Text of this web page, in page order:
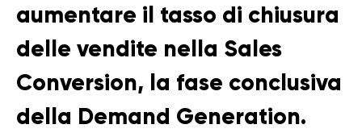
aumentare il tasso di chiusura
delle vendite nella Sales
Conversion, la fase conclusiva
della Demand Generation.